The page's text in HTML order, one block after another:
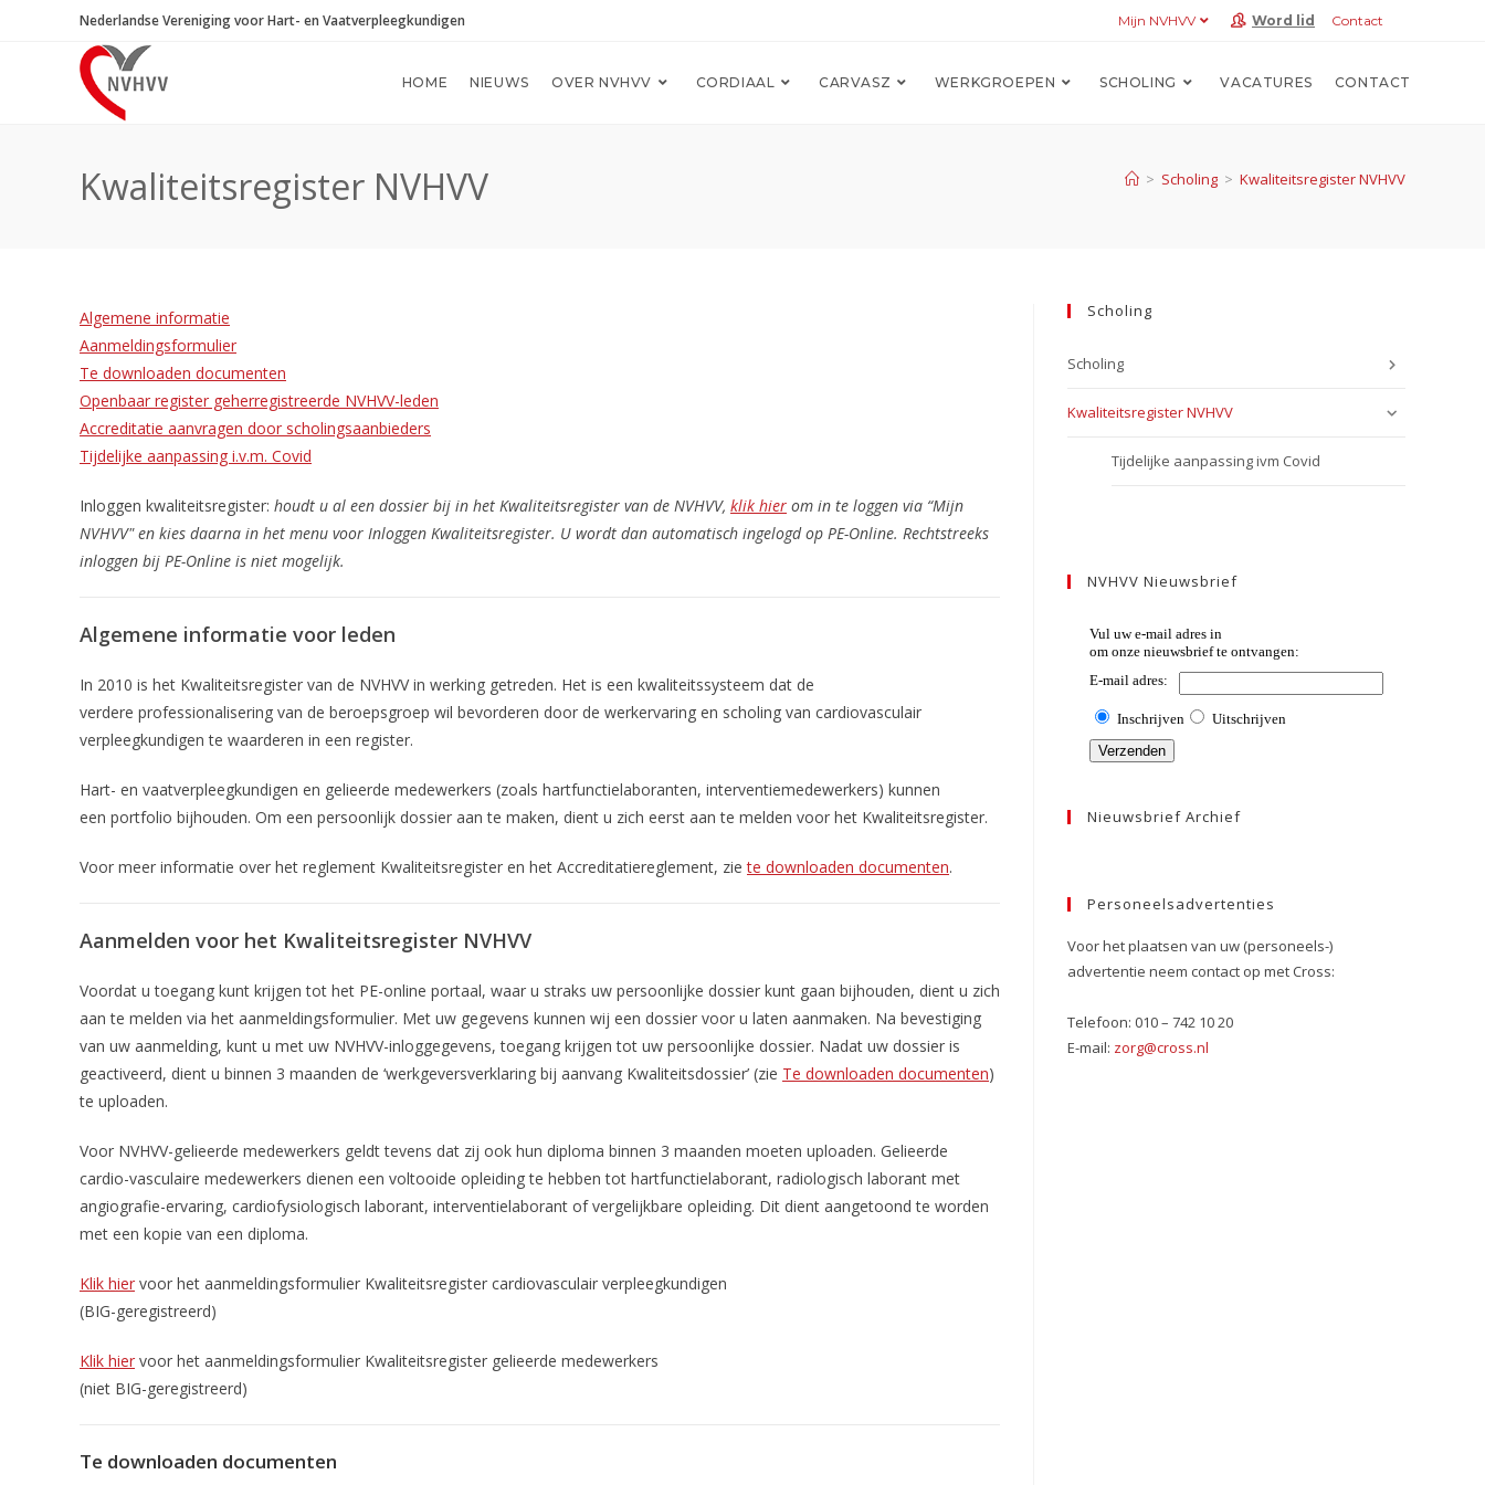
Nederlandse Vereniging voor Hart- en Vaatverpleegkundigen Mijn NVHVV Word lid Contact
HOME NIEUWS OVER NVHVV CORDIAAL CARVASZ WERKGROEPEN SCHOLING VACATURES CONTACT
Kwaliteitsregister NVHVV > Scholing > Kwaliteitsregister NVHVV
Algemene informatie
Aanmeldingsformulier
Te downloaden documenten
Openbaar register geherregistreerde NVHVV-leden
Accreditatie aanvragen door scholingsaanbieders
Tijdelijke aanpassing i.v.m. Covid
Inloggen kwaliteitsregister: houdt u al een dossier bij in het Kwaliteitsregister van de NVHVV, klik hier om in te loggen via “Mijn
NVHVV" en kies daarna in het menu voor Inloggen Kwaliteitsregister. U wordt dan automatisch ingelogd op PE-Online. Rechtstreeks
inloggen bij PE-Online is niet mogelijk.
Algemene informatie voor leden
In 2010 is het Kwaliteitsregister van de NVHVV in werking getreden. Het is een kwaliteitssysteem dat de
verdere professionalisering van de beroepsgroep wil bevorderen door de werkervaring en scholing van cardiovasculair
verpleegkundigen te waarderen in een register.
Hart- en vaatverpleegkundigen en gelieerde medewerkers (zoals hartfunctielaboranten, interventiemedewerkers) kunnen
een portfolio bijhouden. Om een persoonlijk dossier aan te maken, dient u zich eerst aan te melden voor het Kwaliteitsregister.
Voor meer informatie over het reglement Kwaliteitsregister en het Accreditatiereglement, ziete downloaden documenten.
Aanmelden voor het Kwaliteitsregister NVHVV
Voordat u toegang kunt krijgen tot het PE-online portaal, waar u straks uw persoonlijke dossier kunt gaan bijhouden, dient u zich
aan te melden via het aanmeldingsformulier. Met uw gegevens kunnen wij een dossier voor u laten aanmaken. Na bevestiging
van uw aanmelding, kunt u met uw NVHVV-inloggegevens, toegang krijgen tot uw persoonlijke dossier. Nadat uw dossier is
geactiveerd, dient u binnen 3 maanden de ‘werkgeversverklaring bij aanvang Kwaliteitsdossier’ (zie Te downloaden documenten)
te uploaden.
Voor NVHVV-gelieerde medewerkers geldt tevens dat zij ook hun diploma binnen 3 maanden moeten uploaden. Gelieerde
cardio-vasculaire medewerkers dienen een voltooide opleiding te hebben tot hartfunctielaborant, radiologisch laborant met
angiografie-ervaring, cardiofysiologisch laborant, interventielaborant of vergelijkbare opleiding. Dit dient aangetoond te worden
met een kopie van een diploma.
Klik hier voor het aanmeldingsformulier Kwaliteitsregister cardiovasculair verpleegkundigen
(BIG-geregistreerd)
Klik hier voor het aanmeldingsformulier Kwaliteitsregister gelieerde medewerkers
(niet BIG-geregistreerd)
Te downloaden documenten
Scholing
Scholing
Kwaliteitsregister NVHVV
Tijdelijke aanpassing ivm Covid
NVHVV Nieuwsbrief
Nieuwsbrief Archief
Personeelsadvertenties
Voor het plaatsen van uw (personeels-)
advertentie neem contact op met Cross:
Telefoon: 010 – 742 10 20
E-mail: zorg@cross.nl